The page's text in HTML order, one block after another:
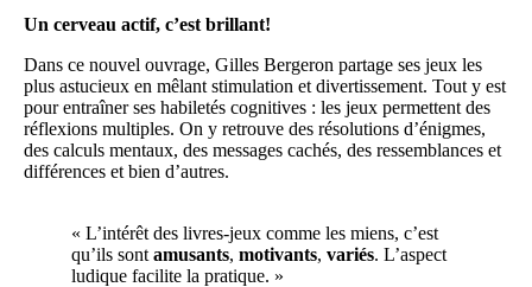
Un cerveau actif, c’est brillant!
Dans ce nouvel ouvrage, Gilles Bergeron partage ses jeux les
plus astucieux en mêlant stimulation et divertissement. Tout y est
pour entraîner ses habiletés cognitives : les jeux permettent des
réflexions multiples. On y retrouve des résolutions d’énigmes,
des calculs mentaux, des messages cachés, des ressemblances et
différences et bien d’autres.
« L’intérêt des livres-jeux comme les miens, c’est
qu’ils sont amusants, motivants, variés. L’aspect
ludique facilite la pratique. »